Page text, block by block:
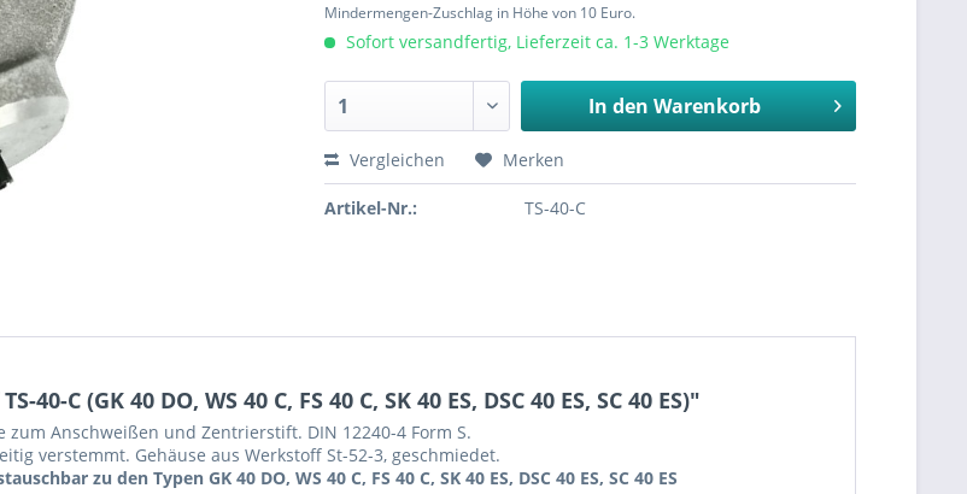
Mindermengen-Zuschlag in Höhe von 10 Euro.
Sofort versandfertig, Lieferzeit ca. 1-3 Werktage
In den Warenkorb
Vergleichen Merken
Artikel-Nr.: TS-40-C
(GK 40 DO, WS 40 C, FS 40 C, SK 40 ES, DSC 40 ES, SC 40 ES)"
Anschweißen und Zentrierstift. DIN 12240-4 Form S.
verstemmt. Gehäuse aus Werkstoff St-52-3, geschmiedet.
zu den Typen GK 40 DO, WS 40 C, FS 40 C, SK 40 ES, DSC 40 ES, SC 40 ES